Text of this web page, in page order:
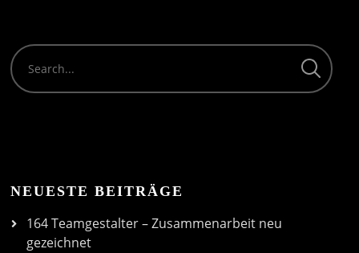
NEUESTE BEITRÄGE
164 Teamgestalter – Zusammenarbeit neu
gezeichnet